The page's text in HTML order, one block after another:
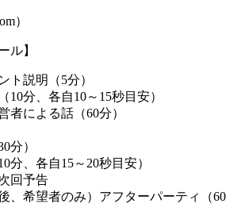
）
ル】
説明（5分）
分、各自10～15秒目安）
による話（60分）
分）
、各自15～20秒目安）
回予告
、希望者のみ）アフターパーティ（60